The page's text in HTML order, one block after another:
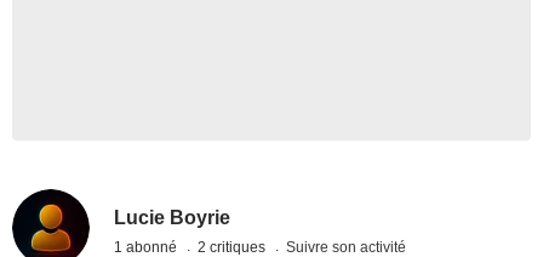
Lucie Boyrie
1 abonné 2 critiques Suivre son activité